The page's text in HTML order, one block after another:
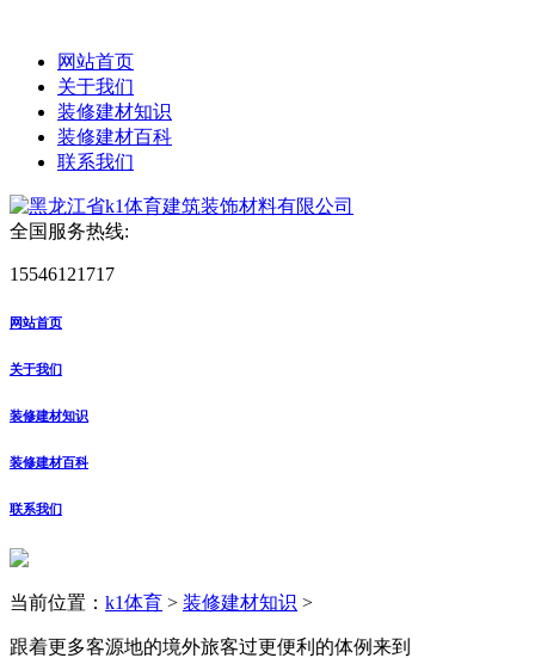
网站首页
关于我们
装修建材知识
装修建材百科
联系我们
全国服务热线:
15546121717
网站首页
关于我们
装修建材知识
装修建材百科
联系我们
当前位置： k1体育 > 装修建材知识 >
跟着更多客源地的境外旅客过更便利的体例来到